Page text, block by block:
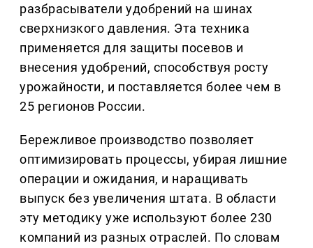
разбрасыватели удобрений на шинах
сверхнизкого давления. Эта техника
применяется для защиты посевов и
внесения удобрений, способствуя росту
урожайности, и поставляется более чем в
25 регионов России.
Бережливое производство позволяет
оптимизировать процессы, убирая лишние
операции и ожидания, и наращивать
выпуск без увеличения штата. В области
эту методику уже используют более 230
компаний из разных отраслей. По словам